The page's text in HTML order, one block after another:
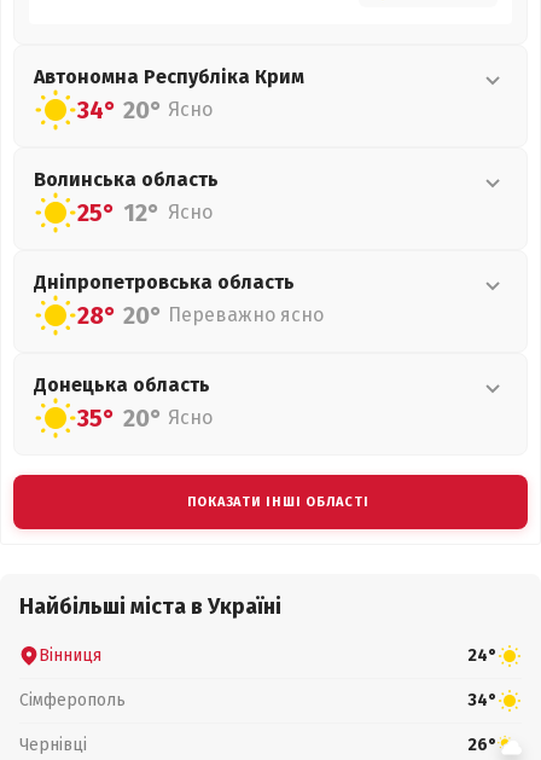
Автономна Республіка Крим
34° 20° Ясно
Волинська область
25° 12° Ясно
Дніпропетровська область
28° 20° Переважно ясно
Донецька область
35° 20° Ясно
ПОКАЗАТИ ІНШІ ОБЛАСТІ
Найбільші міста в Україні
Вінниця 24°
Сімферополь 34°
Чернівці 26°